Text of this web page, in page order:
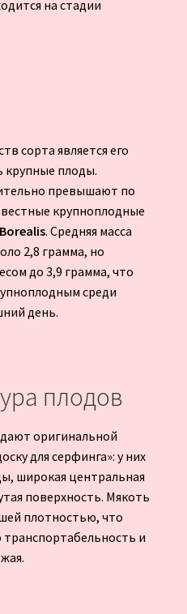
на стадии
сорта является его
крупные плоды.
превышают по
крупноплодные
Borealis. Средняя масса
2,8 грамма, но
до 3,9 грамма, что
среди
день.
плодов
оригинальной
для серфинга»: у них
широкая центральная
поверхность. Мякоть
плотностью, что
и